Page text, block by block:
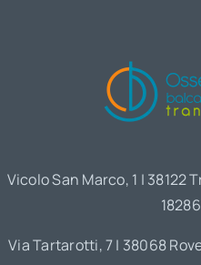
Vicolo San Marco, 1 | 38122
Via Tartarotti, 7 | 38068